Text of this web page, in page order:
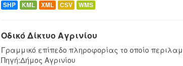
SHP KML XML CSV WMS
Οδικό Δίκτυο Αγρινίου
Γραμμικό επίπεδο πληροφορίας το οποίο
Πηγή:Δήμος Αγρινίου